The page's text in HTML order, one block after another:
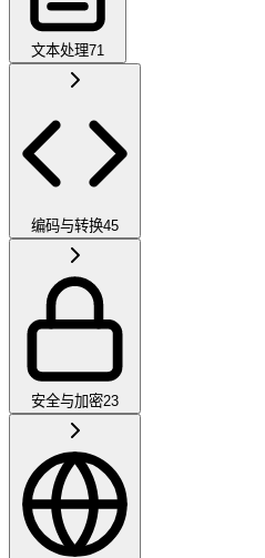
文本处理71
编码与转换45
安全与加密23